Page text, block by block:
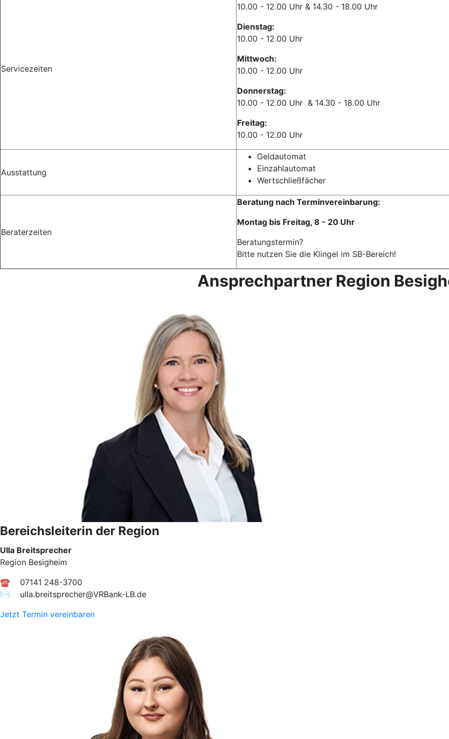
Servicezeiten
10.00 - 12.00 Uhr & 14.30 - 18.00 Uhr
Dienstag:
10.00 - 12.00 Uhr
Mittwoch:
10.00 - 12.00 Uhr
Donnerstag:
10.00 - 12.00 Uhr & 14.30 - 18.00 Uhr
Freitag:
10.00 - 12.00 Uhr
Ausstattung
Geldautomat
Einzahlautomat
Wertschließfächer
Beraterzeiten
Beratung nach Terminvereinbarung:
Montag bis Freitag, 8 - 20 Uhr
Beratungstermin?
Bitte nutzen Sie die Klingel im SB-Bereich!
Ansprechpartner Region
Bereichsleiterin der Region
Ulla Breitsprecher
Region Besigheim
☎ 07141 248-3700
✉︎ ulla.breitsprecher@VRBank-LB.de
Jetzt Termin vereinbaren